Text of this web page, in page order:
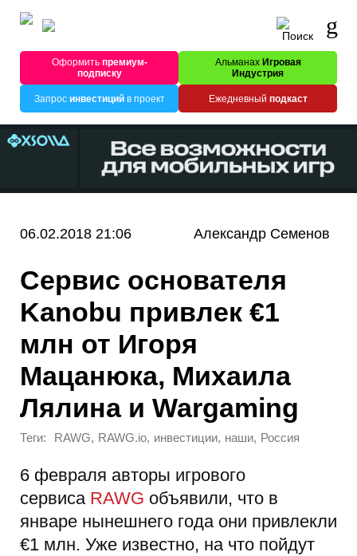
Оформитьпремиум-
подписку
Альманах Игровая
Индустрия
Запрос инвестицийв проект Ежедневный подкаст
06.02.2018 21:06 Александр Семенов
Сервис основателя
Kanobu привлек €1
млн от Игоря
Мацанюка, Михаила
Лялина и Wargaming
Теги: RAWG, RAWG.io, инвестиции, наши, Россия
6 февраля авторы игрового
сервиса RAWG объявили, что в
январе нынешнего года они привлекли
€1 млн. Уже известно, на что пойдут